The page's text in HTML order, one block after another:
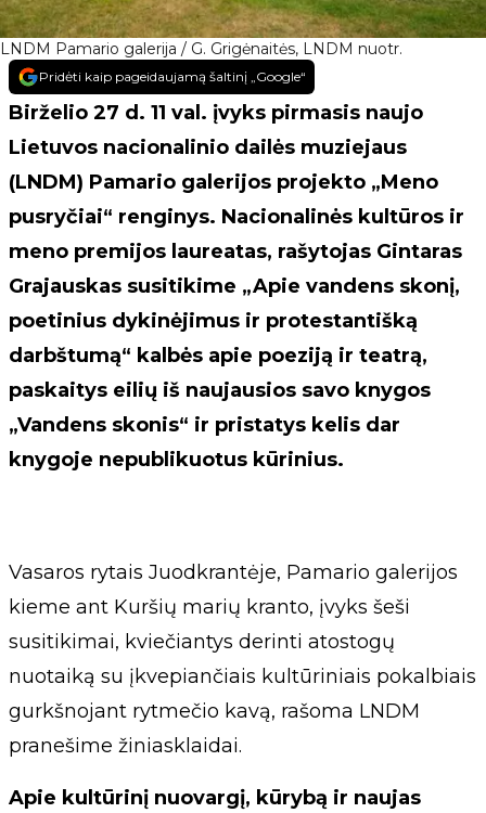
LNDM Pamario galerija / G. Grigėnaitės, LNDM nuotr.
Pridėti kaip pageidaujamą šaltinį „Google“
Birželio 27 d. 11 val. įvyks pirmasis naujo
Lietuvos nacionalinio dailės muziejaus
(LNDM) Pamario galerijos projekto „Meno
pusryčiai“ renginys. Nacionalinės kultūros ir
meno premijos laureatas, rašytojas Gintaras
Grajauskas susitikime „Apie vandens skonį,
poetinius dykinėjimus ir protestantišką
darbštumą“ kalbės apie poeziją ir teatrą,
paskaitys eilių iš naujausios savo knygos
„Vandens skonis“ ir pristatys kelis dar
knygoje nepublikuotus kūrinius.
Vasaros rytais Juodkrantėje, Pamario galerijos
kieme ant Kuršių marių kranto, įvyks šeši
susitikimai, kviečiantys derinti atostogų
nuotaiką su įkvepiančiais kultūriniais pokalbiais
gurkšnojant rytmečio kavą, rašoma LNDM
pranešime žiniasklaidai.
Apie kultūrinį nuovargį, kūrybą ir naujas